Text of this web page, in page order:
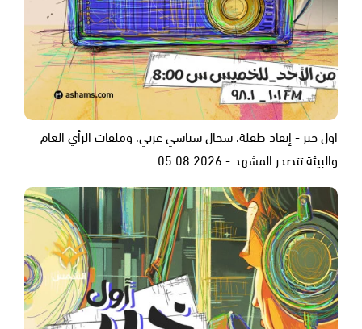
اول خبر - إنقاذ طفلة، سجال سياسي عربي، وملفات الرأي العام
والبيئة تتصدر المشهد - 05.08.2026